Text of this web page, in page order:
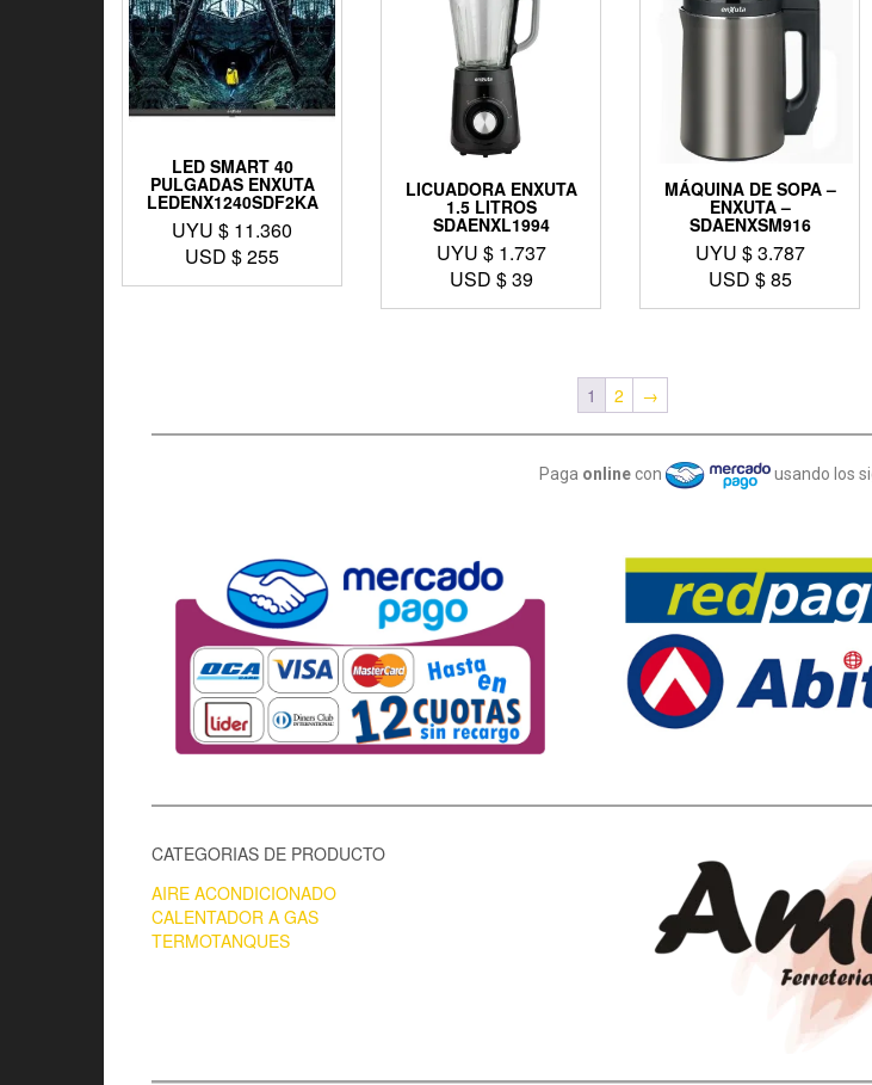
LED SMART 40
PULGADAS ENXUTA
LEDENX1240SDF2KA
UYU $ 11.360
USD $255
LICUADORA ENXUTA
1.5 LITROS
SDAENXL1994
UYU $ 1.737
USD $39
MÁQUINA DE SOPA –
ENXUTA –
SDAENXSM916
UYU $3.787
USD $85
1 2 →
Paga online con usando los
CATEGORIAS DE PRODUCTO
AIRE ACONDICIONADO
CALENTADOR A GAS
TERMOTANQUES